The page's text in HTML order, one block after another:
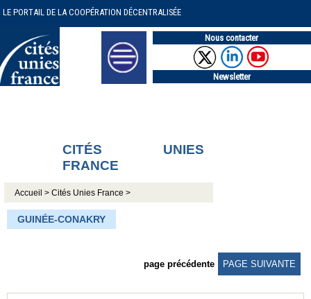
LE PORTAIL DE LA COOPÉRATION DÉCENTRALISÉE
Nous contacter
Newsletter
CITÉS UNIES
FRANCE
Accueil >Cités Unies France >
GUINÉE-CONAKRY
page précédente PAGE SUIVANTE